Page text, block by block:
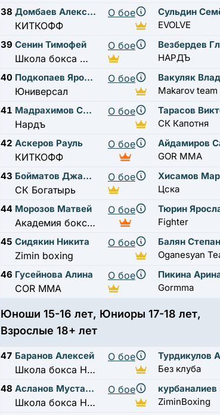
38
Домбаев Алексей
КИТКОФФ
О бое
Сульдин
EVOLVE
39 Сенин Тимофей
Школа бокса Жуковский
О бое
Везбердев
НАРДЪ
40
Подкопаев Ярослав
Юниверсал
О бое
Makarov team
41
Мадрахимов Салахидин
Нардъ
О бое
Тарасов
СК Капотня
42 Аскеров Рауль
КИТКОФФ
О бое
GOR MMA
43
Бойматов Джафар
СК Богатырь
О бое
Хисамов
Цска
44 Морозов Матвей
Академия бокса 1
О бое
Тюрин
Fighter
45 Сидякин Никита
Zimin boxing
О бое
Балян Степан
Oganesyan
46 Гусейнова Алина
COR MMA
О бое
Пикина
Gormma
Юноши 15-16 лет, Юниоры 17-18 лет,
Взрослые 18+ лет
47 Баранов Алексей
Школа бокса Нахабино
О бое
Без клуба
48
Асланов Мустафо
Школа бокса Нахабино
О бое
ZiminBoxing